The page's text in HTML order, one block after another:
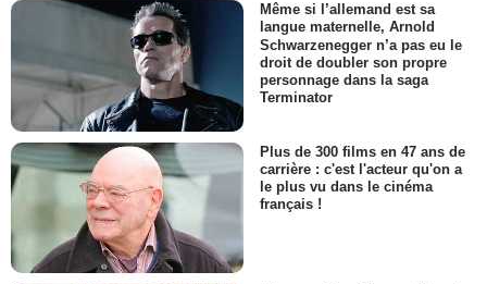
Même si l’allemand est sa
langue maternelle, Arnold
Schwarzenegger n’a pas eu le
droit de doubler son propre
personnage dans la saga
Terminator
Plus de 300 films en 47 ans de
carrière : c'est l'acteur qu'on a
le plus vu dans le cinéma
français !